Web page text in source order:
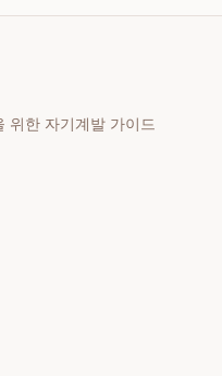
위한 자기계발 가이드